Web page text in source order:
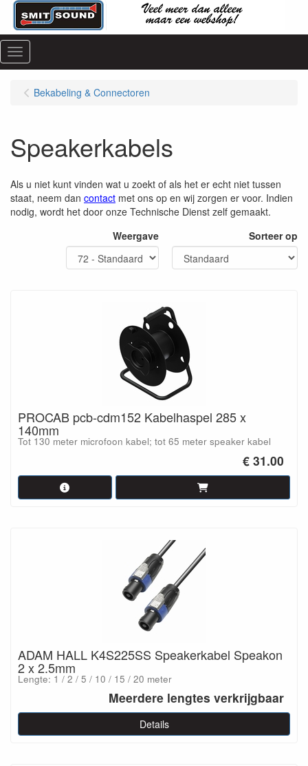
Menu
Bekabeling & Connectoren
Speakerkabels
Als u niet kunt vinden wat u zoekt of als het er echt niet tussen
staat, neem dan contact met ons op en wij zorgen er voor. Indien
nodig, wordt het door onze Technische Dienst zelf gemaakt.
Weergave
Sorteer op
PROCAB pcb-cdm152 Kabelhaspel 285 x
140mm
Tot 130 meter microfoon kabel; tot 65 meter speaker kabel
€ 31.00
ADAM HALL K4S225SS Speakerkabel Speakon
2 x 2.5mm
Lengte: 1 / 2 / 5 / 10 / 15 / 20 meter
Meerdere lengtes verkrijgbaar
Details